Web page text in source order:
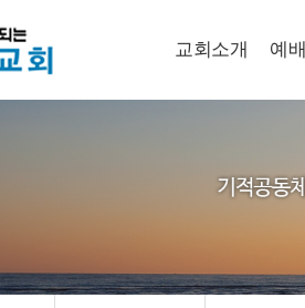
교회소개 예배